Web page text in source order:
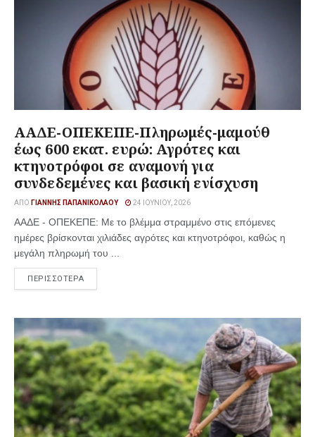
ΑΑΔΕ-ΟΠΕΚΕΠΕ-Πληρωμές-μαμούθ
έως 600 εκατ. ευρώ: Αγρότες και
κτηνοτρόφοι σε αναμονή για
συνδεδεμένες και βασική ενίσχυση
ΑΠΌ ΓΙΆΝΝΗΣ ΠΑΠΑΝΙΚΟΛΆΟΥ 24 ΙΟΥΝΊΟΥ, 2026
ΑΑΔΕ - ΟΠΕΚΕΠΕ: Με το βλέμμα στραμμένο στις επόμενες
ημέρες βρίσκονται χιλιάδες αγρότες και κτηνοτρόφοι, καθώς η
μεγάλη πληρωμή του ...
ΠΕΡΙΣΣΟΤΕΡΑ